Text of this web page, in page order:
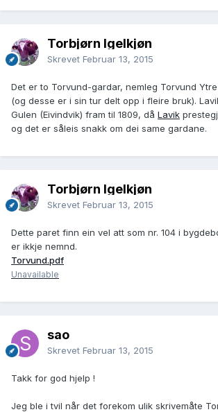
Torbjørn Igelkjøn
Skrevet Februar 13, 2015
Det er to Torvund-gardar, nemleg Torvund
(og desse er i sin tur delt opp i fleire bruk).
Gulen (Eivindvik) fram til 1809, då Lavik
og det er såleis snakk om dei same gardane.
Torbjørn Igelkjøn
Skrevet Februar 13, 2015
Dette paret finn ein vel att som nr. 104 i
er ikkje nemnd.
Torvund.pdf
Unavailable
sao
Skrevet Februar 13, 2015
Takk for god hjelp !
Jeg ble i tvil når det forekom ulik skrivemåte